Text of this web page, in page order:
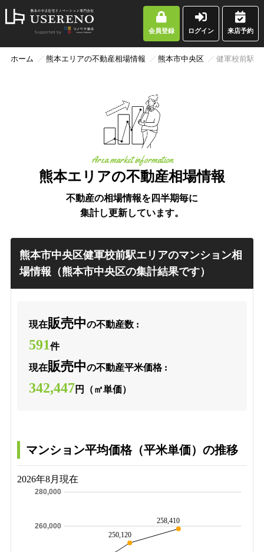
会員登録 ログイン 来店予約
ホーム 熊本エリアの不動産相場情報 熊本市中央区 健軍校前駅
熊本エリアの不動産相場情報
Area market information
不動産の相場情報を四半期毎に
集計し更新しています。
熊本市中央区健軍校前駅エリアのマンション相
場情報（熊本市中央区の集計結果です）
現在販売中の不動産数 :
591件
現在販売中の不動産平米価格 :
342,447円（㎡単価）
マンション平均価格（平米単価）の推移
2026年8月現在
260,000
280,000
250,120
258,410